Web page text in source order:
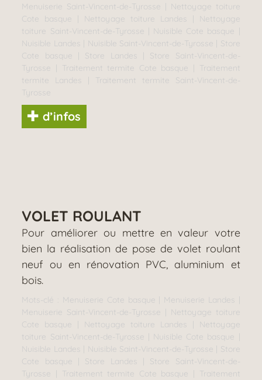
Menuiserie Saint-Vincent-de-Tyrosse | Nettoyage toiture
Cote basque | Nettoyage toiture Landes |
Nettoyage
toiture Saint-Vincent-de-Tyrosse | Nuisible Cote basque |
Nuisible Landes
| Nuisible Saint-Vincent-de-Tyrosse | Store
Cote basque | Store Landes | Store Saint-Vincent-de-
Tyrosse | Traitement termite Cote basque |
Traitement
termite Landes
|
Traitement termite Saint-Vincent-de-
Tyrosse
d’infos
VOLET ROULANT
Pour améliorer ou mettre en valeur votre
bien la réalisation de pose de volet roulant
neuf ou en rénovation PVC, aluminium et
bois.
Mots-clé : Menuiserie Cote basque Menuiserie Landes
Menuiserie Saint-Vincent-de-Tyrosse
Nettoyage toiture
Cote basque
Nettoyage toiture Landes
Nettoyage
toiture Saint-Vincent-de-Tyrosse
Nuisible Cote basque
Nuisible Landes
Nuisible Saint-Vincent-de-Tyrosse
Store
Cote basque
Store Landes
Store Saint-Vincent-de-
Tyrosse
Traitement termite Cote basque
Traitement